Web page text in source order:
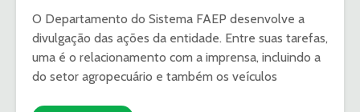
O Departamento do Sistema FAEP desenvolve a
divulgação das ações da entidade. Entre suas tarefas,
uma é o relacionamento com a imprensa, incluindo a
do setor agropecuário e também os veículos